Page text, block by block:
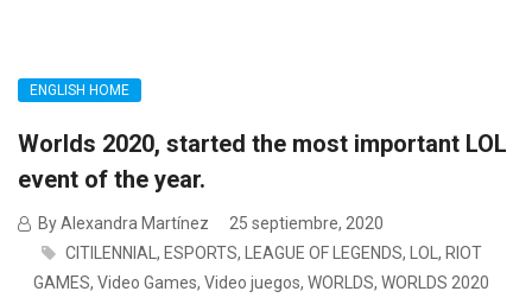
ENGLISH HOME
Worlds 2020, started the most important LOL
event of the year.
By Alexandra Martínez
25 septiembre, 2020
CITILENNIAL, ESPORTS, LEAGUE OF LEGENDS, LOL, RIOT
GAMES, Video Games, Video juegos, WORLDS, WORLDS 2020